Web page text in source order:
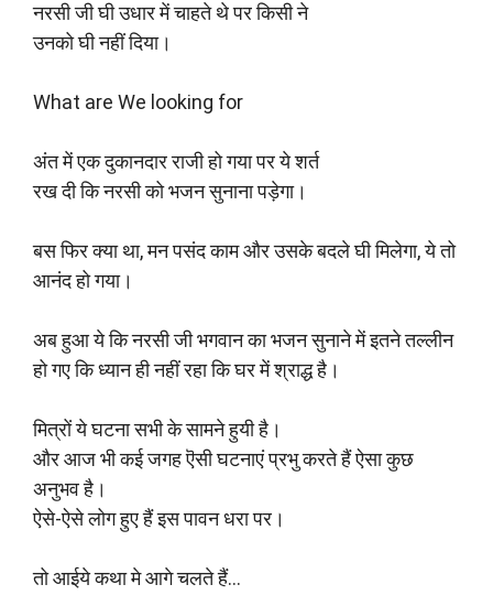
नरसी जी घी उधार में चाहते थे पर किसी ने
उनको घी नहीं दिया।
What are We looking for
अंत में एक दुकानदार राजी हो गया पर ये शर्त
रख दी कि नरसी को भजन सुनाना पड़ेगा।
बस फिर क्या था, मन पसंद काम और उसके बदले घी मिलेगा, ये तो
आनंद हो गया।
अब हुआ ये कि नरसी जी भगवान का भजन सुनाने में इतने तल्लीन
हो गए कि ध्यान ही नहीं रहा कि घर में श्राद्ध है।
मित्रों ये घटना सभी के सामने हुयी है।
और आज भी कई जगह ऎसी घटनाएं प्रभु करते हैं ऐसा कुछ
अनुभव है।
ऐसे-ऐसे लोग हुए हैं इस पावन धरा पर।
तो आईये कथा मे आगे चलते हैं…